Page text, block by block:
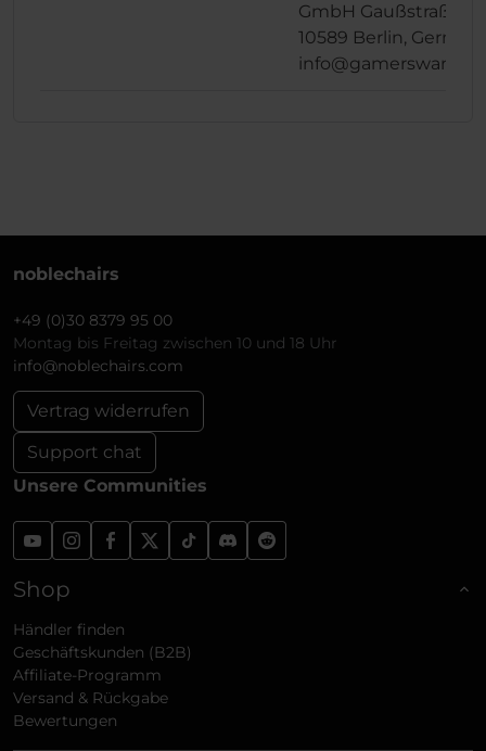
GmbH Gaußstraße 1,
10589 Berlin,
noblechairs
+49 (0)30 8379 95 00
Montag bis Freitag zwischen 10 und 18 Uhr
info@noblechairs.com
Vertrag widerrufen
Support chat
Unsere Communities
Shop
Händler finden
Geschäftskunden (B2B)
Affiliate-Programm
Versand & Rückgabe
Bewertungen